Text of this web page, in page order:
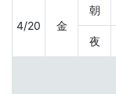
4/20 金
朝
夜